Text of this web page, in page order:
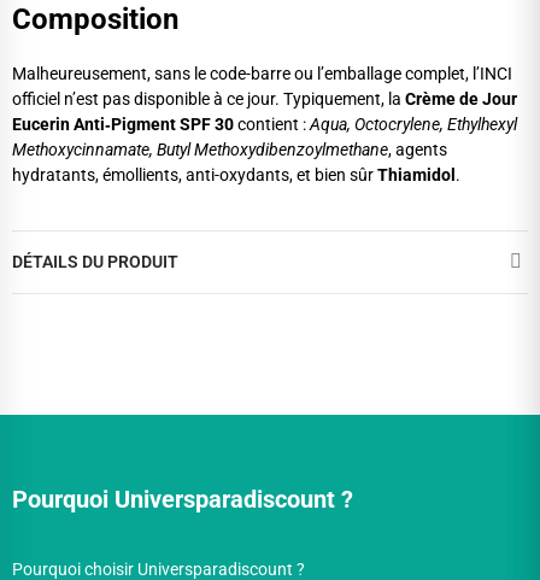
Composition
Malheureusement, sans le code-barre ou l’emballage complet, l’INCI
officiel n’est pas disponible à ce jour. Typiquement, la Crème de Jour
Eucerin Anti‑Pigment SPF 30contient :Aqua, Octocrylene, Ethylhexyl
Methoxycinnamate, Butyl Methoxydibenzoylmethane, agents
hydratants, émollients, anti-oxydants, et bien sûrThiamidol .
DÉTAILS DU PRODUIT
Pourquoi Universparadiscount ?
Pourquoi choisir Universparadiscount ?